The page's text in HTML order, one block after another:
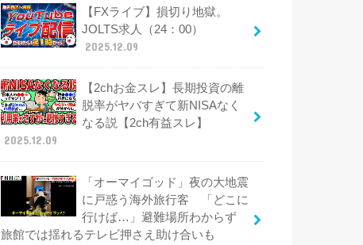
【FXライブ】損切り地獄。
JOLTS求人（24：00）
2025.12.09
【2chお金スレ】長期投資の離
脱率がヤバすぎて新NISAなく
なる説【2ch有益スレ】
2025.12.09
「オーマイゴッド」夜の大地震
に戸惑う海外旅行客 「どこに
行けば…」避難場所わからず
旅館では揺れるテレビ押さえ助け合いも